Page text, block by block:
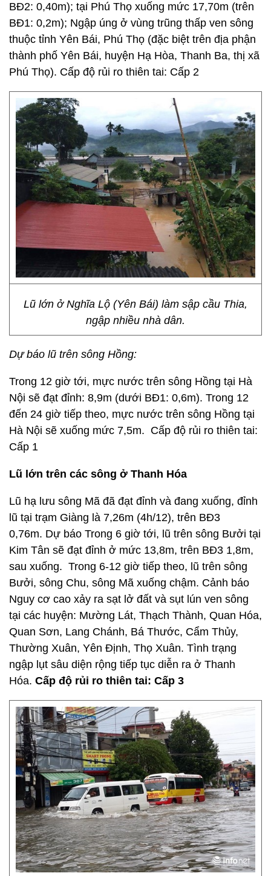
BĐ2: 0,40m); tại Phú Thọ xuống mức 17,70m (trên
BĐ1: 0,2m); Ngập úng ở vùng trũng thấp ven sông
thuộc tỉnh Yên Bái, Phú Thọ (đặc biệt trên địa phận
thành phố Yên Bái, huyện Hạ Hòa, Thanh Ba, thị xã
Phú Thọ). Cấp độ rủi ro thiên tai: Cấp 2
Lũ lớn ở Nghĩa Lộ (Yên Bái) làm sập cầu Thia,
ngập nhiều nhà dân.
Dự báo lũ trên sông Hồng:
Trong 12 giờ tới, mực nước trên sông Hồng tại Hà
Nội sẽ đạt đỉnh: 8,9m (dưới BĐ1: 0,6m). Trong 12
đến 24 giờ tiếp theo, mực nước trên sông Hồng tại
Hà Nội sẽ xuống mức 7,5m. Cấp độ rủi ro thiên tai:
Cấp 1
Lũ lớn trên các sông ở Thanh Hóa
Lũ hạ lưu sông Mã đã đạt đỉnh và đang xuống, đỉnh
lũ tại trạm Giàng là 7,26m (4h/12), trên BĐ3
0,76m. Dự báo Trong 6 giờ tới, lũ trên sông Bưởi tại
Kim Tân sẽ đạt đỉnh ở mức 13,8m, trên BĐ3 1,8m,
sau xuống. Trong 6-12 giờ tiếp theo, lũ trên sông
Bưởi, sông Chu, sông Mã xuống chậm. Cảnh báo
Nguy cơ cao xảy ra sạt lở đất và sụt lún ven sông
tại các huyện: Mường Lát, Thạch Thành, Quan Hóa,
Quan Sơn, Lang Chánh, Bá Thước, Cẩm Thủy,
Thường Xuân, Yên Định, Thọ Xuân. Tình trạng
ngập lụt sâu diện rộng tiếp tục diễn ra ở Thanh
Hóa. Cấp độ rủi ro thiên tai: Cấp 3